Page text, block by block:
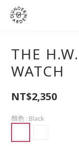
THE
WATCH
NT$2,350
顏色 : Black